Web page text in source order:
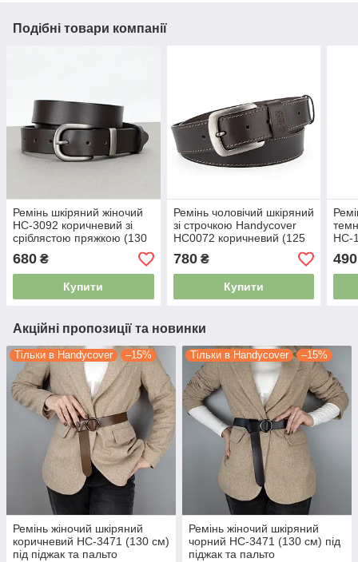
Подібні товари компанії
Ремінь шкіряний жіночий
HC-3092 коричневий зі
сріблястою пряжкою (130
680 ₴
Купити
Ремінь чоловічий шкіряний
зі строчкою Handycover
HC0072 коричневий (125
780₴
Купити
HC-
490
Акційні пропозиції та новинки
Тільки в Handycover –15%
Ремінь жіночий шкіряний
коричневий HC-3471 (130 см)
під піджак та пальто
Тільки в Handycover –15%
Ремінь жіночий шкіряний
чорний HC-3471 (130 см) під
піджак та пальто